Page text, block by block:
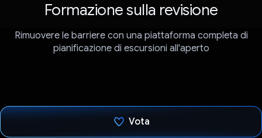
Formazione sulla revisione
Rimuovere le barriere con una piattaforma completa di
pianificazione di escursioni all'aperto
Vota